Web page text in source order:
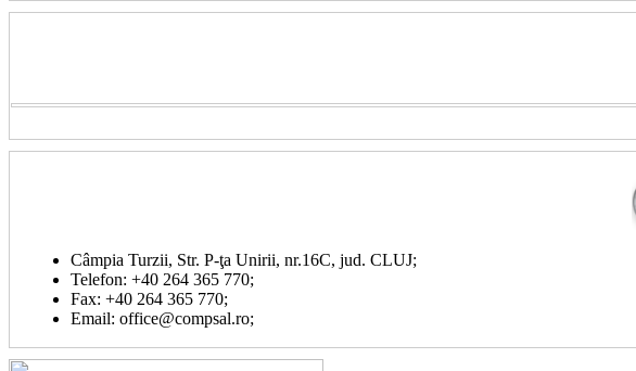
Câmpia Turzii, Str. P-ţa Unirii, nr.16C, jud. CLUJ;
Telefon: +40 264 365 770;
Fax: +40 264 365 770;
Email: office@compsal.ro;